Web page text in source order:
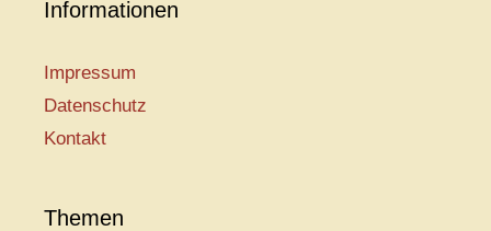
Informationen
Impressum
Datenschutz
Kontakt
Themen